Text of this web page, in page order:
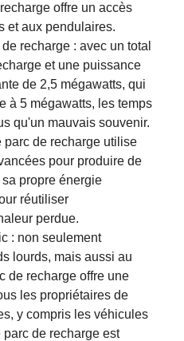
offre un accès
et aux pendulaires.
recharge : avec un total
et une puissance
de 2,5 mégawatts, qui
à 5 mégawatts, les temps
qu'un mauvais souvenir.
parc de recharge utilise
pour produire de
propre énergie
réutiliser
perdue.
: non seulement
lourds, mais aussi au
de recharge offre une
les propriétaires de
y compris les véhicules
de recharge est